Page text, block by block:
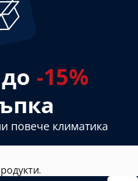
-15%
повече климатика